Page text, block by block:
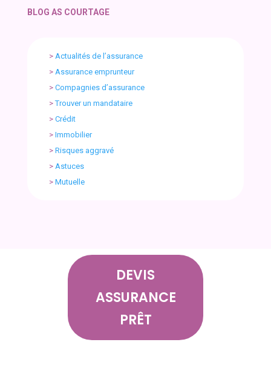
BLOG AS COURTAGE
> Actualités de l’assurance
> Assurance emprunteur
> Compagnies d’assurance
>Trouver un mandataire
> Crédit
> Immobilier
> Risques aggravé
> Astuces
> Mutuelle
DEVIS
ASSURANCE
PRÊT